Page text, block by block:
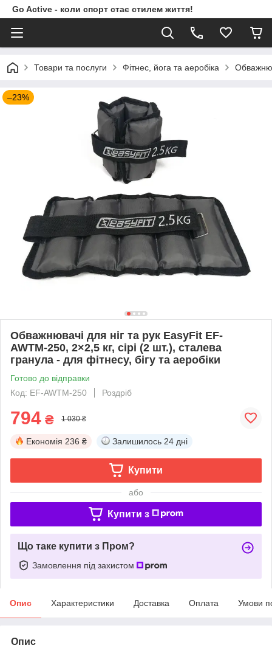
Go Active - коли спорт стає стилем життя!
Товари та послуги Фітнес, йога та аеробіка
–23%
Обважнювачі для ніг та рук EasyFit EF-
AWTМ-250, 2×2,5 кг, сірі (2 шт.), сталева
гранула - для фітнесу, бігу та аеробіки
Готово до відправки
Код: EF-AWTМ-250
Роздріб
794 ₴ 1 030 ₴
Економія 236 ₴ Залишилось 24 дні
Купити
або
Купити з
Що таке купити з Пром?
Замовлення під захистом
Опис Характеристики Доставка Оплата Умови
Опис